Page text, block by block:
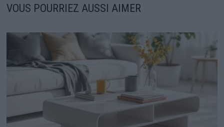
VOUS POURRIEZ AUSSI AIMER